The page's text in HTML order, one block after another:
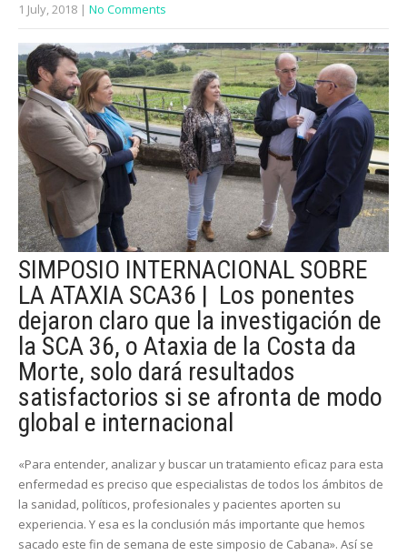
1 July, 2018 | No Comments
SIMPOSIO INTERNACIONAL SOBRE
LA ATAXIA SCA36 | Los ponentes
dejaron claro que la investigación de
la SCA 36, o Ataxia de la Costa da
Morte, solo dará resultados
satisfactorios si se afronta de modo
global e internacional
«Para entender, analizar y buscar un tratamiento eficaz para esta
enfermedad es preciso que especialistas de todos los ámbitos de
la sanidad, políticos, profesionales y pacientes aporten su
experiencia. Y esa es la conclusión más importante que hemos
sacado este fin de semana de este simposio de Cabana». Así se